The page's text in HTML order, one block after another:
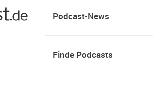
Podcast-News
Finde Podcasts